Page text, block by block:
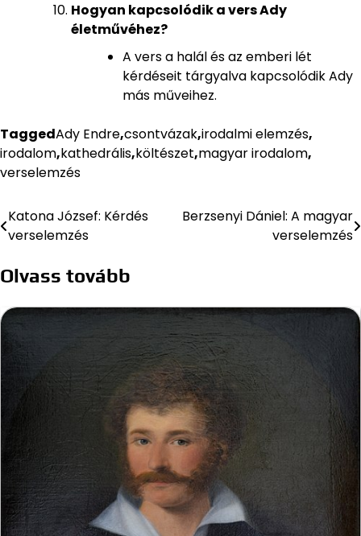
Hogyan kapcsolódik a vers Ady
életművéhez?
A vers a halál és az emberi lét
kérdéseit tárgyalva kapcsolódik Ady
más műveihez.
TaggedAdy Endre,csontvázak,irodalmi elemzés,
irodalom,kathedrális,költészet,magyar irodalom,
verselemzés
Bejegyzés
Katona József: Kérdés
verselemzés
Berzsenyi Dániel: A magyar
verselemzés
Olvass tovább